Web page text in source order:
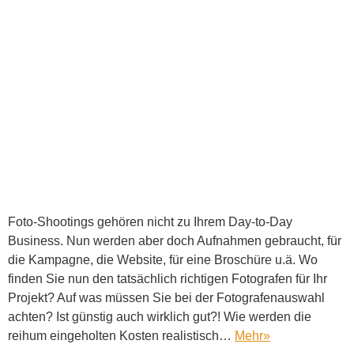
Foto-Shootings gehören nicht zu Ihrem Day-to-Day
Business. Nun werden aber doch Aufnahmen gebraucht, für
die Kampagne, die Website, für eine Broschüre u.ä. Wo
finden Sie nun den tatsächlich richtigen Fotografen für Ihr
Projekt? Auf was müssen Sie bei der Fotografenauswahl
achten? Ist günstig auch wirklich gut?! Wie werden die
reihum eingeholten Kosten realistisch… Mehr»